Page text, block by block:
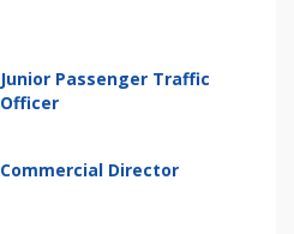
Junior Passenger Traffic
Officer
Commercial Director